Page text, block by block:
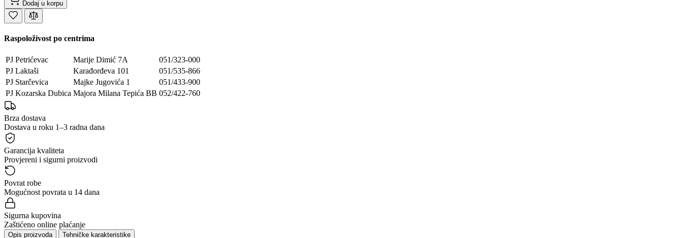
Dodaj u korpu
Raspoloživost po centrima
PJ Petrićevac Marije Dimić 7A
051/323-000
PJ Laktaši
Karađorđeva 101
051/535-866
PJ Starčevica
Majke Jugovića 1
051/433-900
PJ Kozarska Dubica Majora Milana Tepića BB 052/422-760
Brza dostava
Dostava u roku 1–3 radna dana
Garancija kvaliteta
Provjereni i sigurni proizvodi
Povrat robe
Mogućnost povrata u 14 dana
Sigurna kupovina
Zaštićeno online plaćanje
Opis proizvoda
Tehničke karakteristike